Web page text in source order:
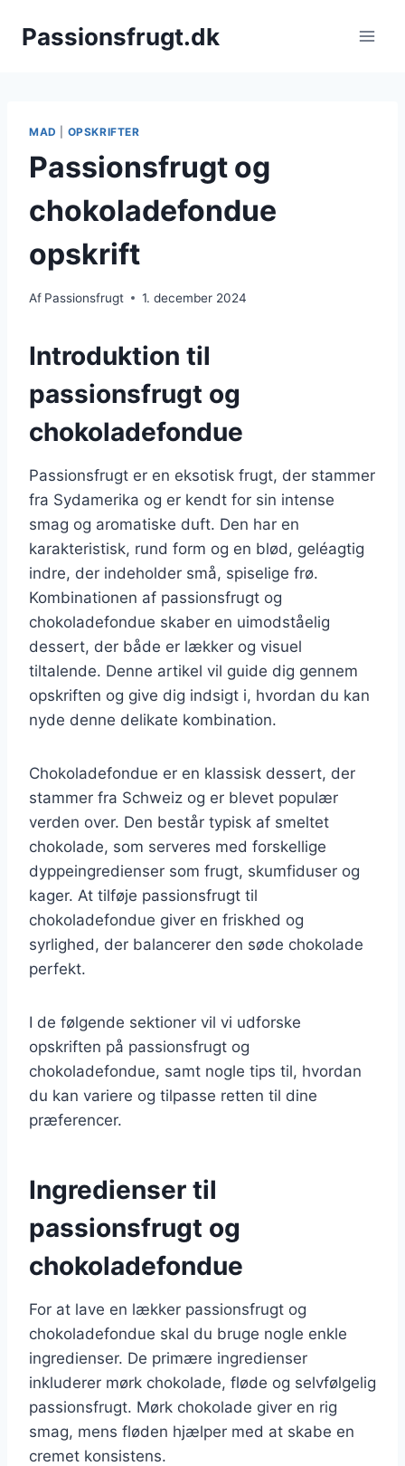
Passionsfrugt.dk
MAD OPSKRIFTER
Passionsfrugt og
chokoladefondue
opskrift
Af Passionsfrugt 1. december 2024
Introduktion til
passionsfrugt og
chokoladefondue
Passionsfrugt er en eksotisk frugt, der stammer
fra Sydamerika og er kendt for sin intense
smag og aromatiske duft. Den har en
karakteristisk, rund form og en blød, geléagtig
indre, der indeholder små, spiselige frø.
Kombinationen af passionsfrugt og
chokoladefondue skaber en uimodståelig
dessert, der både er lækker og visuel
tiltalende. Denne artikel vil guide dig gennem
opskriften og give dig indsigt i, hvordan du kan
nyde denne delikate kombination.
Chokoladefondue er en klassisk dessert, der
stammer fra Schweiz og er blevet populær
verden over. Den består typisk af smeltet
chokolade, som serveres med forskellige
dyppeingredienser som frugt, skumfiduser og
kager. At tilføje passionsfrugt til
chokoladefondue giver en friskhed og
syrlighed, der balancerer den søde chokolade
perfekt.
I de følgende sektioner vil vi udforske
opskriften på passionsfrugt og
chokoladefondue, samt nogle tips til, hvordan
du kan variere og tilpasse retten til dine
præferencer.
Ingredienser til
passionsfrugt og
chokoladefondue
For at lave en lækker passionsfrugt og
chokoladefondue skal du bruge nogle enkle
ingredienser. De primære ingredienser
inkluderer mørk chokolade, fløde og selvfølgelig
passionsfrugt. Mørk chokolade giver en rig
smag, mens fløden hjælper med at skabe en
cremet konsistens.